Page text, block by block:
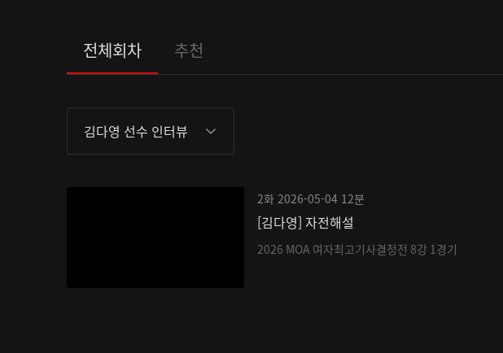
전체회차 추천
김다영 선수 인터뷰
2화 2026-05-04 12분
[김다영] 자전해설
2026 MOA 여자최고기사결정전 8강 1경기